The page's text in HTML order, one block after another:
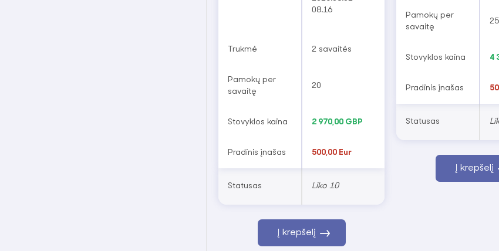
kokybės patirtį ir saugumą
patirs nepamirštamus nuotykius,
draugų.
08.16
Trukmė 2 savaitės
Pamokų per
savaitę
20
Stovyklos kaina 2 970,00 GBP
Pradinis įnašas 500,00 Eur
Statusas Liko 10
Į krepšelį
Pamokų per
savaitę
25
Stovyklos kaina 4
Pradinis įnašas
Statusas
Į krepšelį